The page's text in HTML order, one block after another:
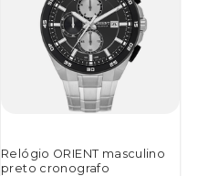
Relógio ORIENT masculino
preto cronografo